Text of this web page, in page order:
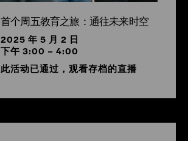
首个周五教育之旅：通往未来时空
2025 年 5 月 2 日
下午 3:00 – 4:00
此活动已通过，观看存档的直播